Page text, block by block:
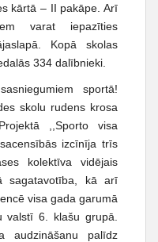
kārtā – II pakāpe. Arī
varat iepazīties
Kopā skolas
334 dalībnieki.
sportā!
skolu rudens krosa
,,Sporto visa
izcīnīja trīs
kolektīva vidējais
sagatavotība, kā arī
visa gada garumā
valstī 6. klašu grupā.
audzināšanu palīdz